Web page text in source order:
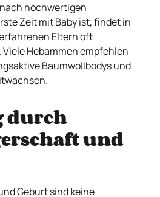
hochwertigen
Zeit mit Baby ist, findet in
Eltern oft
Hebammen empfehlen
Baumwollbodys und
durch
und
Geburt sind keine